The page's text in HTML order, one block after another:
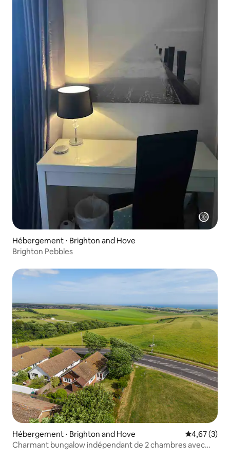
Hébergement ⋅ Brighton and Hove
Brighton Pebbles
Hébergement ⋅ Brighton and Hove Évaluation
4,67 (3)
Charmant bungalow indépendant de 2 chambres avec